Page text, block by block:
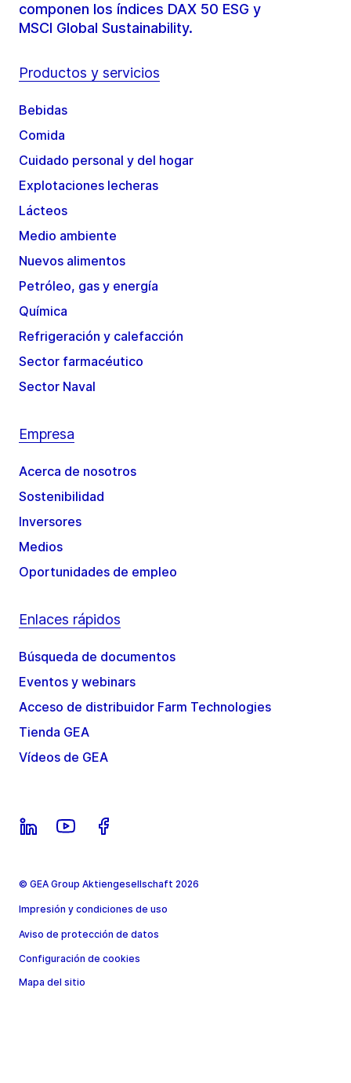
componen los índices DAX 50 ESG y
MSCI Global Sustainability.
Productos y servicios
Bebidas
Comida
Cuidado personal y del hogar
Explotaciones lecheras
Lácteos
Medio ambiente
Nuevos alimentos
Petróleo, gas y energía
Química
Refrigeración y calefacción
Sector farmacéutico
Sector Naval
Empresa
Acerca de nosotros
Sostenibilidad
Inversores
Medios
Oportunidades de empleo
Enlaces rápidos
Búsqueda de documentos
Eventos y webinars
Acceso de distribuidor Farm Technologies
Tienda GEA
Vídeos de GEA
© GEA Group Aktiengesellschaft 2026
Impresión y condiciones de uso
Aviso de protección de datos
Configuración de cookies
Mapa del sitio